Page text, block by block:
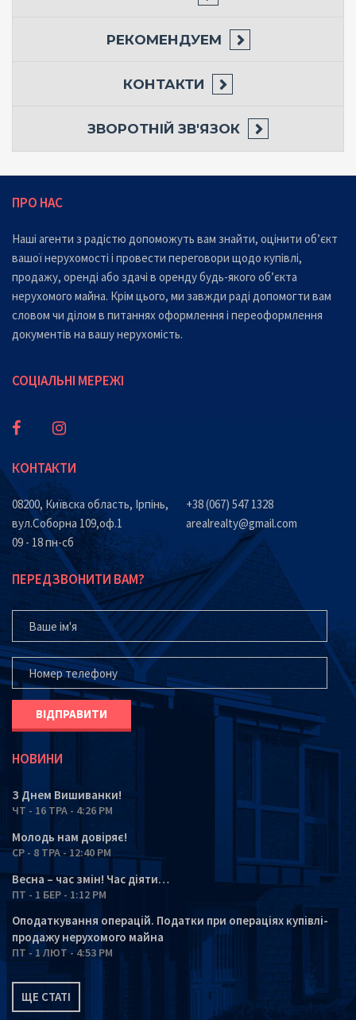
РЕКОМЕНДУЕМ
КОНТАКТИ
ЗВОРОТНІЙ ЗВ'ЯЗОК
ПРО НАС
Наші агенти з радістю допоможуть вам знайти, оцінити об’єкт
вашої нерухомості і провести переговори щодо купівлі,
продажу, оренді або здачі в оренду будь-якого об’єкта
нерухомого майна. Крім цього, ми завжди раді допомогти вам
словом чи ділом в питаннях оформлення і переоформлення
документів на вашу нерухомість.
СОЦІАЛЬНІ МЕРЕЖІ
КОНТАКТИ
08200, Київска область, Ірпінь,
вул.Соборна 109,оф.1
09 - 18 пн-сб
+38 (067) 547 1328
arealrealty@gmail.com
ПЕРЕДЗВОНИТИ ВАМ?
ВАШЕ ІМ'Я
ВАШ ТЕЛЕФОН*
НОВИНИ
З Днем Вишиванки!
ЧТ - 16 ТРА - 4:26 PM
Молодь нам довіряє!
СР - 8 ТРА - 12:40 PM
Весна – час змін! Час діяти…
ПТ - 1 БЕР - 1:12 PM
Оподаткування операцій. Податки при операціях купівлі-
продажу нерухомого майна
ПТ - 1 ЛЮТ - 4:53 PM
ЩЕ СТАТІ